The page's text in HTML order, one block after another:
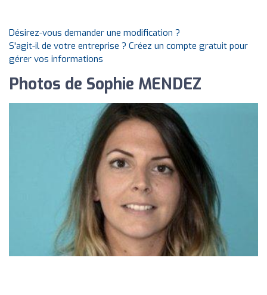
Désirez-vous demander une modification ?
S'agit-il de votre entreprise ? Créez un compte gratuit pour
gérer vos informations
Photos de Sophie MENDEZ